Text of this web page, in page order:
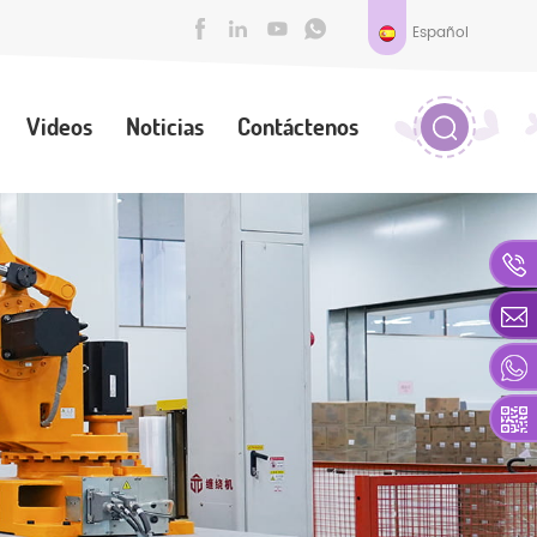
Español
Videos Noticias Contáctenos